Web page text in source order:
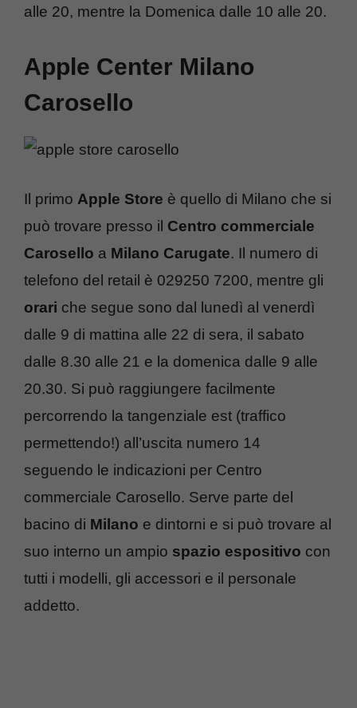
alle 20, mentre la Domenica dalle 10 alle 20.
Apple Center Milano
Carosello
Il primo Apple Store è quello di Milano che si
può trovare presso il Centro commerciale
Carosello a Milano Carugate. Il numero di
telefono del retail è 029250 7200, mentre gli
orari che segue sono dal lunedì al venerdì
dalle 9 di mattina alle 22 di sera, il sabato
dalle 8.30 alle 21 e la domenica dalle 9 alle
20.30. Si può raggiungere facilmente
percorrendo la tangenziale est (traffico
permettendo!) all’uscita numero 14
seguendo le indicazioni per Centro
commerciale Carosello. Serve parte del
bacino di Milano e dintorni e si può trovare al
suo interno un ampio spazio espositivo con
tutti i modelli, gli accessori e il personale
addetto.